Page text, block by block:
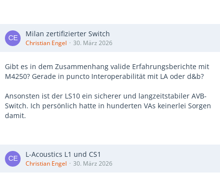
Milan zertifizierter Switch
Christian Engel 30. März 2026
Gibt es in dem Zusammenhang valide Erfahrungsberichte mit
M4250? Gerade in puncto Interoperabilität mit LA oder d&b?
Ansonsten ist der LS10 ein sicherer und langzeitstabiler AVB-
Switch. Ich persönlich hatte in hunderten VAs keinerlei Sorgen
damit.
L-Acoustics L1 und CS1
Christian Engel 30. März 2026